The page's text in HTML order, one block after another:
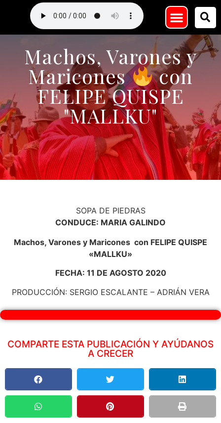
Machos, Varones y
Maricones con
FELIPE QUISPE
"MALLKU"
SOPA DE PIEDRAS
CONDUCE: MARIA GALINDO
Machos, Varones y Maricones con FELIPE QUISPE
«MALLKU»
FECHA: 11 DE AGOSTO 2020
PRODUCCIÓN: SERGIO ESCALANTE – ADRIÁN VERA
COMPARTE ESTA PUBLICACIÓN Y AYÚDANOS
A CRECER